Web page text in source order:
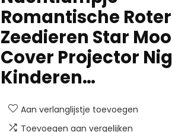
Romantische
Zeedieren Star
Cover Projector
Kinderen…
Aan verlanglijstje toevoegen
Toevoegen aan vergelijken